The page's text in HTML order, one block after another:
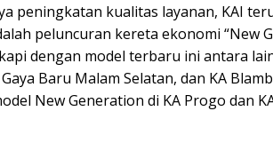
peningkatan kualitas layanan, KAI
peluncuran kereta ekonomi “New
dengan model terbaru ini antara
Baru Malam Selatan, dan KA
New Generation di KA Progo dan